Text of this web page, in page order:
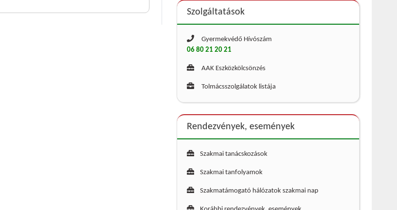
Szolgáltatások
Gyermekvédő Hívószám
06 80 21 20 21
AAK Eszközkölcsönzés
Tolmácsszolgálatok listája
Rendezvények, események
Szakmai tanácskozások
Szakmai tanfolyamok
Szakmatámogató hálózatok szakmai nap